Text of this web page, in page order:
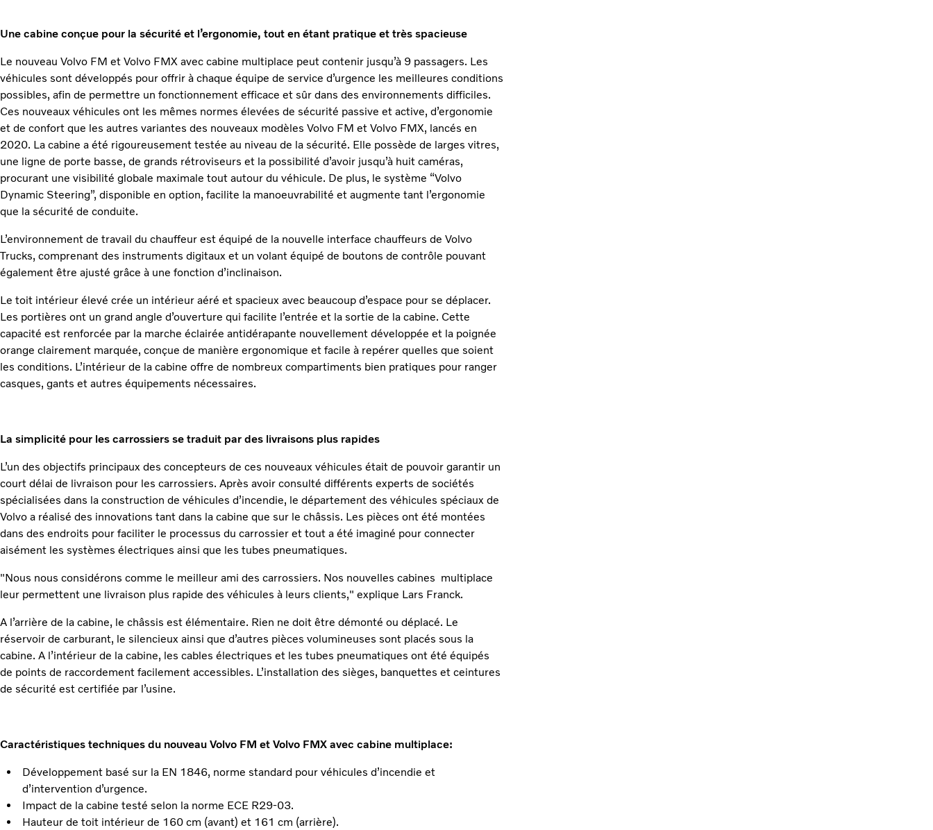
Une cabine conçue pour la sécurité et l’ergonomie, tout en étant pratique et très spacieuse
Le nouveau Volvo FM et Volvo FMX avec cabine multiplace peut contenir jusqu’à 9 passagers. Les
véhicules sont développés pour offrir à chaque équipe de service d’urgence les meilleures conditions
possibles, afin de permettre un fonctionnement efficace et sûr dans des environnements difficiles.
Ces nouveaux véhicules ont les mêmes normes élevées de sécurité passive et active, d’ergonomie
et de confort que les autres variantes des nouveaux modèles Volvo FM et Volvo FMX, lancés en
2020. La cabine a été rigoureusement testée au niveau de la sécurité. Elle possède de larges vitres,
une ligne de porte basse, de grands rétroviseurs et la possibilité d’avoir jusqu’à huit caméras,
procurant une visibilité globale maximale tout autour du véhicule. De plus, le système “Volvo
Dynamic Steering”, disponible en option, facilite la manoeuvrabilité et augmente tant l’ergonomie
que la sécurité de conduite.
L’environnement de travail du chauffeur est équipé de la nouvelle interface chauffeurs de Volvo
Trucks, comprenant des instruments digitaux et un volant équipé de boutons de contrôle pouvant
également être ajusté grâce à une fonction d’inclinaison.
Le toit intérieur élevé crée un intérieur aéré et spacieux avec beaucoup d’espace pour se déplacer.
Les portières ont un grand angle d’ouverture qui facilite l’entrée et la sortie de la cabine. Cette
capacité est renforcée par la marche éclairée antidérapante nouvellement développée et la poignée
orange clairement marquée, conçue de manière ergonomique et facile à repérer quelles que soient
les conditions. L’intérieur de la cabine offre de nombreux compartiments bien pratiques pour ranger
casques, gants et autres équipements nécessaires.
La simplicité pour les carrossiers se traduit par des livraisons plus rapides
L’un des objectifs principaux des concepteurs de ces nouveaux véhicules était de pouvoir garantir un
court délai de livraison pour les carrossiers. Après avoir consulté différents experts de sociétés
spécialisées dans la construction de véhicules d’incendie, le département des véhicules spéciaux de
Volvo a réalisé des innovations tant dans la cabine que sur le châssis. Les pièces ont été montées
dans des endroits pour faciliter le processus du carrossier et tout a été imaginé pour connecter
aisément les systèmes électriques ainsi que les tubes pneumatiques.
"Nous nous considérons comme le meilleur ami des carrossiers. Nos nouvelles cabines multiplace
leur permettent une livraison plus rapide des véhicules à leurs clients," explique Lars Franck.
A l’arrière de la cabine, le châssis est élémentaire. Rien ne doit être démonté ou déplacé. Le
réservoir de carburant, le silencieux ainsi que d’autres pièces volumineuses sont placés sous la
cabine. A l’intérieur de la cabine, les cables électriques et les tubes pneumatiques ont été équipés
de points de raccordement facilement accessibles. L’installation des sièges, banquettes et ceintures
de sécurité est certifiée par l’usine.
Caractéristiques techniques du nouveau Volvo FM et Volvo FMX avec cabine multiplace:
Développement basé sur la EN 1846, norme standard pour véhicules d’incendie et
d’intervention d’urgence.
Impact de la cabine testé selon la norme ECE R29-03.
Hauteur de toit intérieur de 160 cm (avant) et 161 cm (arrière).